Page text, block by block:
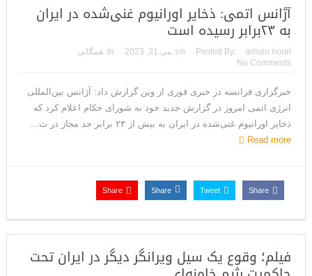
آژانس اتمی: ذخایر اورانیوم غنی‌شده در ایران
به ۲۳برابر رسیده است
Posted By: arman nouri
on: می 31, 2023 In: همگانی
No Comments
خبرگزاری فرانسه در خبری فوری از وین گزارش داد: آژانس بین‌المللی
انرژی اتمی امروز در گزارش جدید خود به شورای حکام اعلام کرد که
ذخایر اورانیوم غنی‌‌شده در ایران به بیش از ۲۳ برابر حد مجاز در ت...
Read more
Share
Tweet
Share
Share
فیلم؛ وقوع یک سیل ویرانگر دیگر در ایران تحت